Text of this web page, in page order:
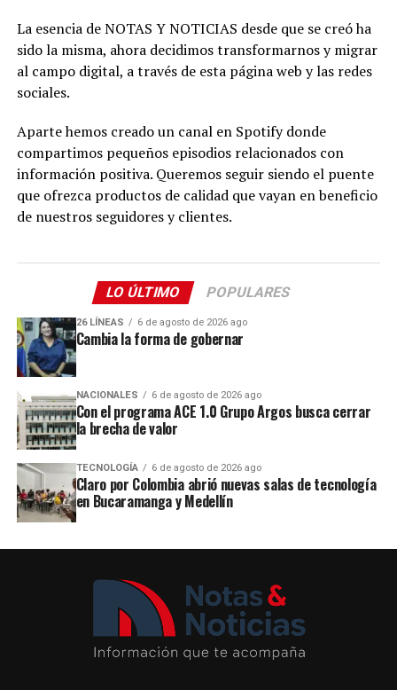
La esencia de NOTAS Y NOTICIAS desde que se creó ha
sido la misma, ahora decidimos transformarnos y migrar
al campo digital, a través de esta página web y las redes
sociales.
Aparte hemos creado un canal en Spotify donde
compartimos pequeños episodios relacionados con
información positiva. Queremos seguir siendo el puente
que ofrezca productos de calidad que vayan en beneficio
de nuestros seguidores y clientes.
LO ÚLTIMO POPULARES
26 LÍNEAS 6 de agosto de 2026 ago
Cambia la forma de gobernar
NACIONALES 6 de agosto de 2026 ago
Con el programa ACE 1.0 Grupo Argos busca cerrar
la brecha de valor
TECNOLOGÍA 6 de agosto de 2026 ago
Claro por Colombia abrió nuevas salas de tecnología
en Bucaramanga y Medellín